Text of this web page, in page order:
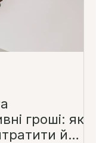
гроші: як
й